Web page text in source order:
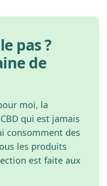
pas ?
de
moi, la
qui est jamais
consomment des
les produits
est faite aux